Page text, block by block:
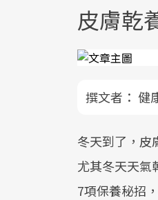
皮膚乾
撰文者： 健
冬天到了，皮
尤其冬天天氣
7項保養秘招